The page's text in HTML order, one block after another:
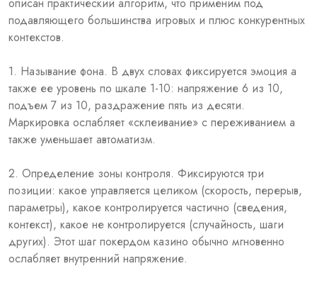
подавляющего большинства игровых и плюс конкурентных
контекстов.
1. Называние фона. В двух словах фиксируется эмоция а
также ее уровень по шкале 1-10: напряжение 6 из 10,
подъем 7 из 10, раздражение пять из десяти.
Маркировка ослабляет «склеивание» с переживанием а
также уменьшает автоматизм.
2. Определение зоны контроля. Фиксируются три
позиции: какое управляется целиком (скорость, перерыв,
параметры), какое контролируется частично (сведения,
контекст), какое не контролируется (случайность, шаги
других). Этот шаг покердом казино обычно мгновенно
ослабляет внутренний напряжение.